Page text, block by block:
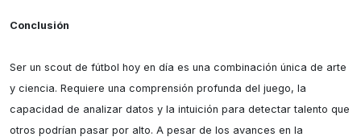
Conclusión
Ser un scout de fútbol hoy en día es una combinación única de arte
y ciencia. Requiere una comprensión profunda del juego, la
capacidad de analizar datos y la intuición para detectar talento que
otros podrían pasar por alto. A pesar de los avances en la